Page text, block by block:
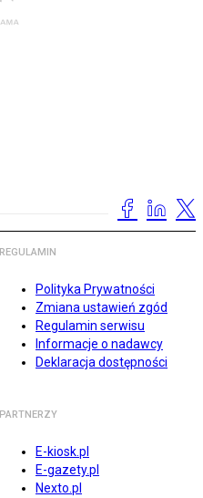
REGULAMIN
Polityka Prywatności
Zmiana ustawień zgód
Regulamin serwisu
Informacje o nadawcy
Deklaracja dostępności
PARTNERZY
E-kiosk.pl
E-gazety.pl
Nexto.pl